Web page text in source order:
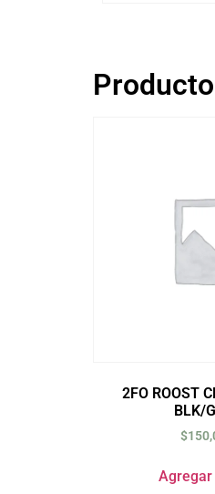
2FO ROOST
BLK/
$